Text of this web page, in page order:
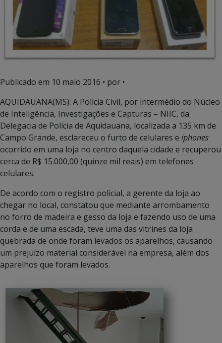
Publicado em 10 maio 2016 • por •
AQUIDAUANA(MS): A Polícia Civil, por intermédio do Núcleo
de Inteligência, Investigações e Capturas – NIIC, da
Delegacia de Polícia de Aquidauana, localizada a 135 km de
Campo Grande, esclareceu o furto de celulares e iphones
ocorrido em uma loja no centro daquela cidade e recuperou
cerca de R$ 15.000,00 (quinze mil reais) em telefones
celulares.
De acordo com o registro policial, a gerente da loja ao
chegar no local, constatou que mediante arrombamento
no forro de madeira e gesso da loja e fazendo uso de uma
corda e de uma escada, teve uma das vitrines da loja
quebrada de onde foram levados os aparelhos, causando
um prejuízo material considerável na empresa, além dos
aparelhos que foram levados.